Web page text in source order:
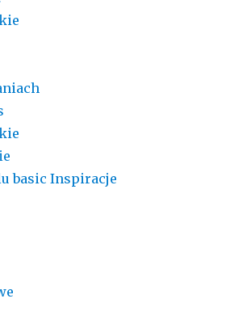
basic Inspiracje